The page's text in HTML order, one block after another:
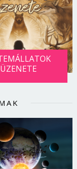
ÜZENETE